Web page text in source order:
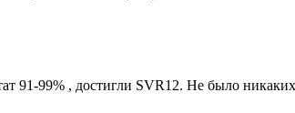
91-99% , достигли SVR12. Не было